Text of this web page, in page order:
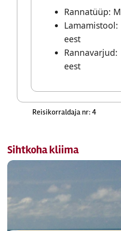
Rannatüüp:
eest
eest
Reisikorraldaja nr: 4
Sihtkoha kliima